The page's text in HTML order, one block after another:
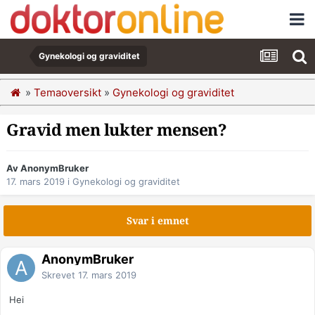
Gynekologi og graviditet
» Temaoversikt » Gynekologi og graviditet
Gravid men lukter mensen?
Av AnonymBruker
17. mars 2019 i Gynekologi og graviditet
Svar i emnet
AnonymBruker
Skrevet 17. mars 2019
Hei